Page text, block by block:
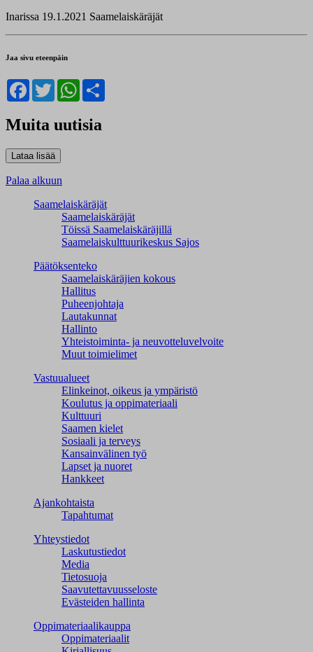
Inarissa 19.1.2021 Saamelaiskäräjät
Jaa sivu eteenpäin
Facebook
TwitterWhatsApp
Muita uutisia
Palaa alkuun
Saamelaiskäräjät
Saamelaiskäräjät
Töissä Saamelaiskäräjillä
Saamelaiskulttuuri­keskus Sajos
Päätöksenteko
Saamelaiskäräjien kokous
Hallitus
Puheenjohtaja
Lautakunnat
Hallinto
Yhteistoiminta- ja neuvotteluvelvoite
Muut toimielimet
Vastuualueet
Elinkeinot, oikeus ja ympäristö
Koulutus ja oppimateriaali
Kulttuuri
Saamen kielet
Sosiaali ja terveys
Kansainvälinen työ
Lapset ja nuoret
Hankkeet
Ajankohtaista
Tapahtumat
Yhteystiedot
Laskutustiedot
Media
Tietosuoja
Saavutettavuusseloste
Evästeiden hallinta
Oppimateriaalikauppa
Oppimateriaalit